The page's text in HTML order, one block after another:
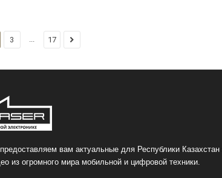
3 ... 17
вам актуальные для Республики Казахстан
из огромного мира мобильной и цифровой техники.